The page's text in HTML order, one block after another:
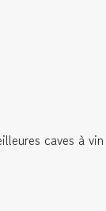
caves à